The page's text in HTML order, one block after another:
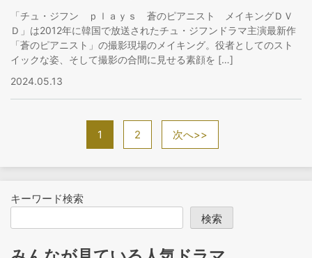
「チュ・ジフン ｐｌａｙｓ 蒼のピアニスト メイキングＤＶ
Ｄ」は2012年に韓国で放送されたチュ・ジフンドラマ主演最新作
「蒼のピアニスト」の撮影現場のメイキング。役者としてのスト
イックな姿、そして撮影の合間に見せる素顔を […]
2024.05.13
1 2 次へ>>
キーワード検索
検索